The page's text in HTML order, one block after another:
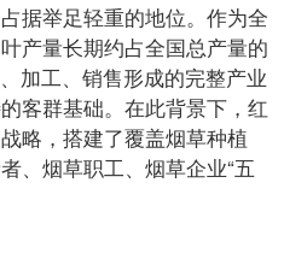
据举足轻重的地位。作为全
产量长期约占全国总产量的
加工、销售形成的完整产业
客群基础。在此背景下，红
略，搭建了覆盖烟草种植
、烟草职工、烟草企业“五